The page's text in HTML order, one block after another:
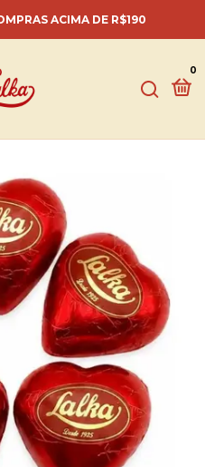
ACIMA DE R$190
0